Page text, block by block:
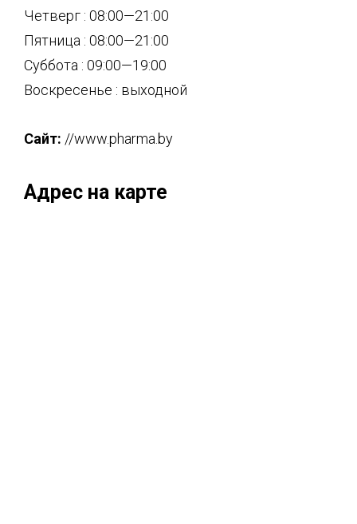
Четверг : 08:00—21:00
Пятница : 08:00—21:00
Суббота : 09:00—19:00
Воскресенье : выходной
Сайт: //www.pharma.by
Адрес на карте